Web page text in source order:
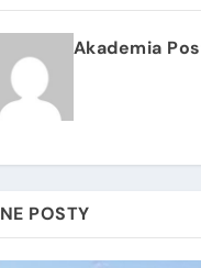
Akademia
POSTY